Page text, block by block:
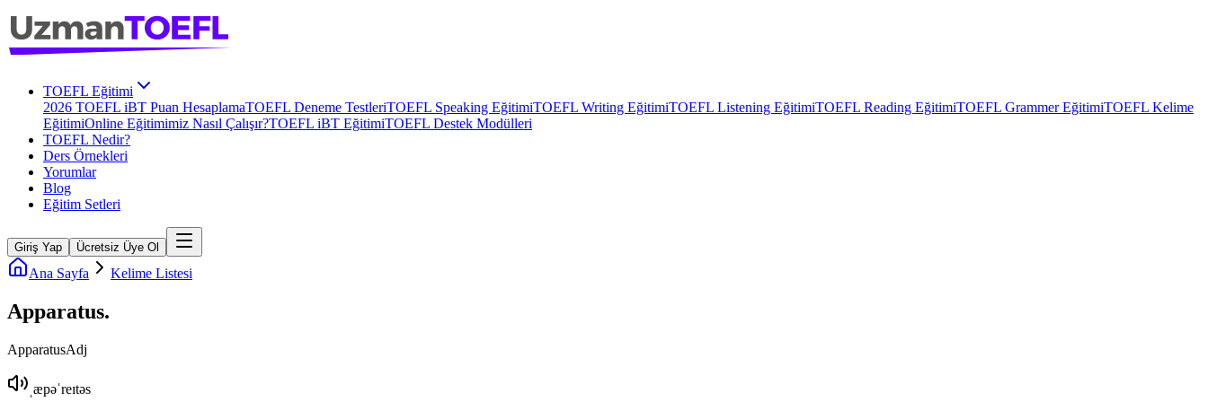
TOEFL Eğitimi
2026 TOEFL iBT Puan HesaplamaTOEFL Deneme TestleriTOEFL Speaking EğitimiTOEFL Writing EğitimiTOEFL Listening EğitimiTOEFL Reading EğitimiTOEFL Grammer EğitimiTOEFL Kelime
EğitimiOnline Eğitimimiz Nasıl Çalışır?TOEFL iBT EğitimiTOEFL Destek Modülleri
TOEFL Nedir?
Ders Örnekleri
Yorumlar
Blog
Eğitim Setleri
Giriş Yap Ücretsiz Üye Ol
Ana Sayfa Kelime Listesi
Apparatus.
ApparatusAdj
ˌæpəˈreɪtəs